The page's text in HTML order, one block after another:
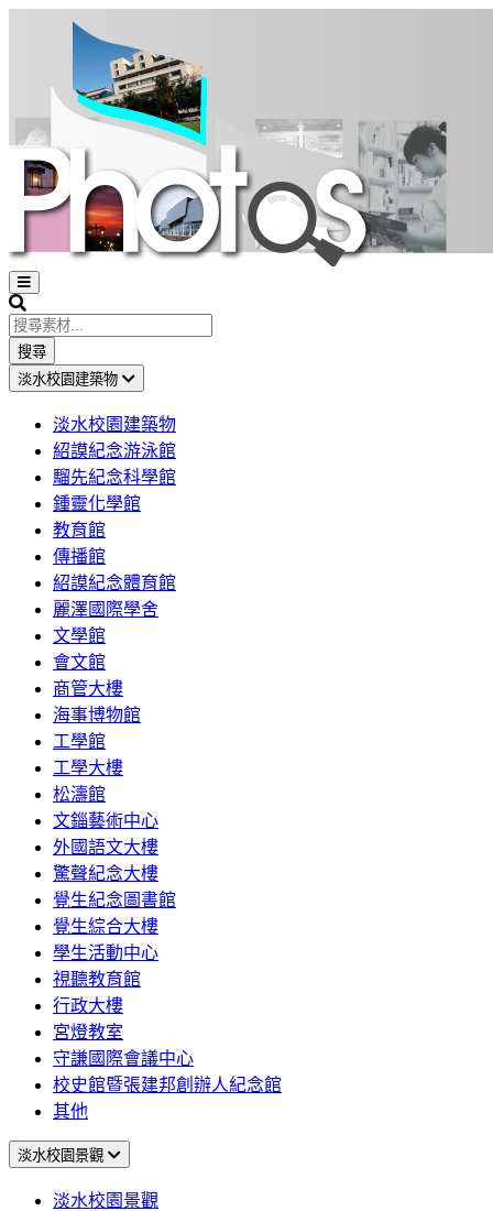
Open
sidebar
Search
搜尋
淡水校園建築物
淡水校園建築物
紹謨紀念游泳館
騮先紀念科學館
鍾靈化學館
教育館
傳播館
紹謨紀念體育館
麗澤國際學舍
文學館
會文館
商管大樓
海事博物館
工學館
工學大樓
松濤館
文錙藝術中心
外國語文大樓
驚聲紀念大樓
覺生紀念圖書館
覺生綜合大樓
學生活動中心
視聽教育館
行政大樓
宮燈教室
守謙國際會議中心
校史館暨張建邦創辦人紀念館
其他
淡水校園景觀
淡水校園景觀